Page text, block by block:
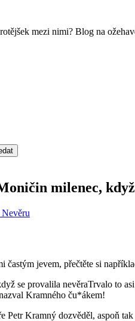
mezi nimi? Blog na
milenec,
Nevěru
jevem, přečtěte si
se provalila nevěraTrvalo to
Kramného ču*ákem!
Petr Kramný dozvěděl, aspoň